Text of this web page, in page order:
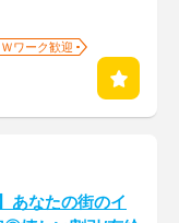
ワーク歓迎
あなたの街のイ